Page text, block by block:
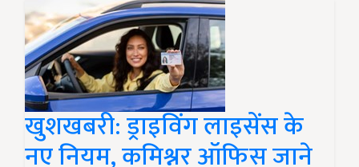
खुशखबरी: ड्राइविंग लाइसेंस के
नए नियम, कमिश्नर ऑफिस जाने